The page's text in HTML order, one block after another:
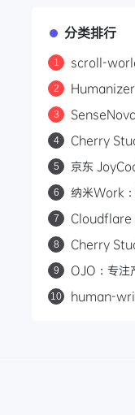
分类排行
1
scroll-
做网页和
2
3
4K 图像生
4
Cherry
生态
5
京东
大模型
6
纳米Work
7
Cloudflare
8
Cherry
能工作站
9
OJO：专注
10
human-